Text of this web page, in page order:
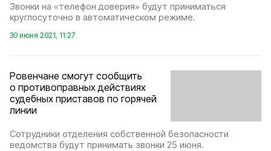
Звонки на «телефон доверия» будут приниматься
круглосуточно в автоматическом режиме.
30 июня 2021, 11:27
Ровенчане смогут сообщить
о противоправных действиях
судебных приставов по горячей
линии
Сотрудники отделения собственной безопасности
ведомства будут принимать звонки 25 июня.